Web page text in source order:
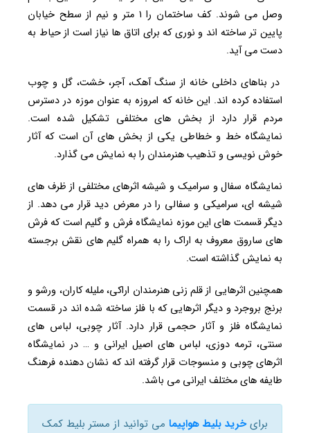
وصل می شوند. کف ساختمان را ۱ متر و نیم از سطح خیابان
پایین تر ساخته اند و نوری که برای اتاق ها نیاز است از حیاط به
دست می آید.
در بناهای داخلی خانه از سنگ آهک، آجر، خشت، گل و چوب
استفاده کرده اند. این خانه که امروزه به عنوان موزه در دسترس
مردم قرار دارد از بخش های مختلفی تشکیل شده است.
نمایشگاه خط و خطاطی یکی از بخش های آن است که آثار
خوش نویسی و تذهیب هنرمندان را به نمایش می گذارد.
نمایشگاه سفال و سرامیک و شیشه اثرهای مختلفی از ظرف های
شیشه ای، سرامیکی و سفالی را در معرض دید قرار می دهد. از
دیگر قسمت های این موزه نمایشگاه فرش و گلیم است که فرش
های ساروق معروف به اراک را به همراه گلیم های نقش برجسته
به نمایش گذاشته است.
همچنین اثرهایی از قلم زنی هنرمندان اراکی، ملیله کاران، ورشو و
برنج بروجرد و دیگر اثرهایی که با فلز ساخته شده اند در قسمت
نمایشگاه فلز و آثار حجمی قرار دارد. آثار چوبی، لباس های
سنتی، ترمه دوزی، لباس های اصیل ایرانی و … در نمایشگاه
اثرهای چوبی و منسوجات قرار گرفته اند که نشان دهنده فرهنگ
طایفه های مختلف ایرانی می باشد.
برایخرید بلیط هواپیما می توانید از مستر بلیط کمک